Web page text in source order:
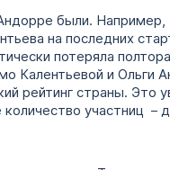
были. Например,
на последних
потеряла
Калентьевой и Ольги
рейтинг страны. Это
участниц –